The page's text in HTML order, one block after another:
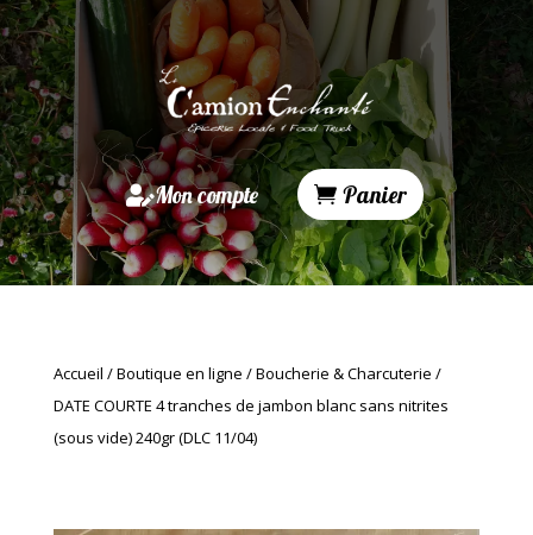
Mon compte Panier
Accueil /Boutique en ligne /Boucherie & Charcuterie /
DATE COURTE 4 tranches de jambon blanc sans nitrites
(sous vide) 240gr (DLC 11/04)